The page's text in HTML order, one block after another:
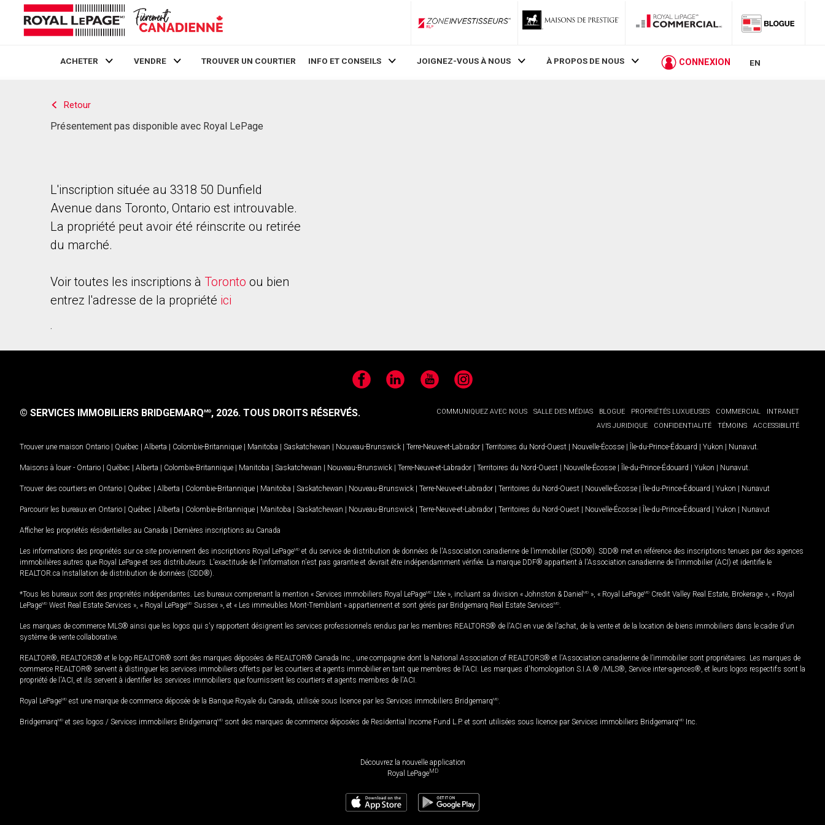
ZoneInvestisseurs RLP
ACHETER VENDRE TROUVER UN COURTIER INFO ET CONSEILS JOIGNEZ-VOUS À NOUS À PROPOS DE NOUS CONNEXION EN
Retour
Présentement pas disponible avec Royal LePage
L'inscription située au 3318 50 Dunfield
Avenue dans Toronto, Ontario est introuvable.
La propriété peut avoir été réinscrite ou retirée
du marché.
Voir toutes les inscriptions à Toronto ou bien
entrez l'adresse de la propriété ici
.
FacebookLinkedIn YouTubeInstagram
COMMUNIQUEZ AVEC NOUS SALLE DES MÉDIAS BLOGUE PROPRIÉTÉS LUXUEUSES COMMERCIAL
INTRANET
AVIS JURIDIQUE
CONFIDENTIALITÉ TÉMOINS ACCESSIBILITÉ
© SERVICES IMMOBILIERS BRIDGEMARQMD, 2026. TOUS DROITS RÉSERVÉS.
Trouver une maison Ontario | Québec | Alberta | Colombie-Britannique | Manitoba | Saskatchewan | Nouveau-Brunswick | Terre-Neuve-et-Labrador | Territoires du Nord-Ouest | Nouvelle-Écosse | Île-du-Prince-Édouard | Yukon | Nunavut
Maisons à louer - Ontario | Québec | Alberta | Colombie-Britannique | Manitoba | Saskatchewan | Nouveau-Brunswick | Terre-Neuve-et-Labrador | Territoires du Nord-Ouest | Nouvelle-Écosse | Île-du-Prince-Édouard | Yukon | Nunavut
Trouver des courtiers en Ontario | Québec | Alberta | Colombie-Britannique | Manitoba | Saskatchewan | Nouveau-Brunswick | Terre-Neuve-et-Labrador | Territoires du Nord-Ouest | Nouvelle-Écosse | Île-du-Prince-Édouard | Yukon | Nunavut
Parcourir les bureaux en Ontario | Québec | Alberta | Colombie-Britannique | Manitoba | Saskatchewan | Nouveau-Brunswick | Terre-Neuve-et-Labrador | Territoires du Nord-Ouest | Nouvelle-Écosse | Île-du-Prince-Édouard | Yukon | Nunavut
Afficher les propriétés résidentielles au Canada | Dernières inscriptions au Canada
Les informations des propriétés sur ce site proviennent des inscriptions Royal LePageMD et du service de distribution de données de l'Association canadienne de l’immobilier (SDD®). SDD® met en référence des inscriptions tenues par des agences
immobilières autres que Royal LePage et ses distributeurs. L'exactitude de l'information n'est pas garantie et devrait être indépendamment vérifiée. La marque DDF® appartient à l'Association canadienne de l’immobilier (ACI) et identifie le
REALTOR.ca Installation de distribution de données (SDD®).
*Tous les bureaux sont des propriétés indépendantes. Les bureaux comprenant la mention « Services immobiliers Royal LePageMD Ltée », incluant sa division « Johnston & Daniel MD », « Royal LePageMD Credit Valley Real Estate, Brokerage », « Royal
LePageMD West Real Estate Services », « Royal LePageMD Sussex », et « Les immeubles Mont-Tremblant » appartiennent et sont gérés par Bridgemarq Real Estate ServicesMD
Les marques de commerce MLS® ainsi que les logos qui s'y rapportent désignent les services professionnels rendus par les membres REALTORS® de l'ACI en vue de l'achat, de la vente et de la location de biens immobiliers dans le cadre d'un
système de vente collaborative.
REALTOR®, REALTORS® et le logo REALTOR® sont des marques déposées de REALTOR® Canada Inc., une compagnie dont la National Association of REALTORS® et l'Association canadienne de l’immobilier sont propriétaires. Les marques de
commerce REALTOR® servent à distinguer les services immobiliers offerts par les courtiers et agents immobilier en tant que membres de l'ACI. Les marques d'homologation S.I.A.® /MLS®, Service inter-agences®, et leurs logos respectifs sont la
propriété de l'ACI, et ils servent à identifier les services immobiliers que fournissent les courtiers et agents membres de l'ACI.
Royal LePageMD est une marque de commerce déposée de la Banque Royale du Canada, utilisée sous licence par les Services immobiliers BridgemarqMD
BridgemarqMD et ses logos / Services immobiliers BridgemarqMD sont des marques de commerce déposées de Residential Income Fund L.P. et sont utilisées sous licence par Services immobiliers BridgemarqMD Inc.
Découvrez la nouvelle application
Royal LePageMD